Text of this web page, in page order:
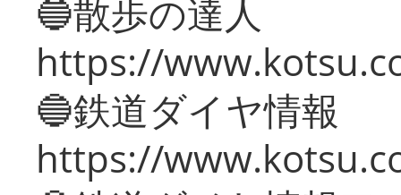
🔵散歩の達人
https://
🔵鉄道ダイヤ情報
https://